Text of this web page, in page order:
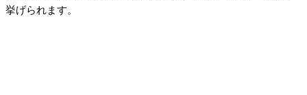
挙げられます。